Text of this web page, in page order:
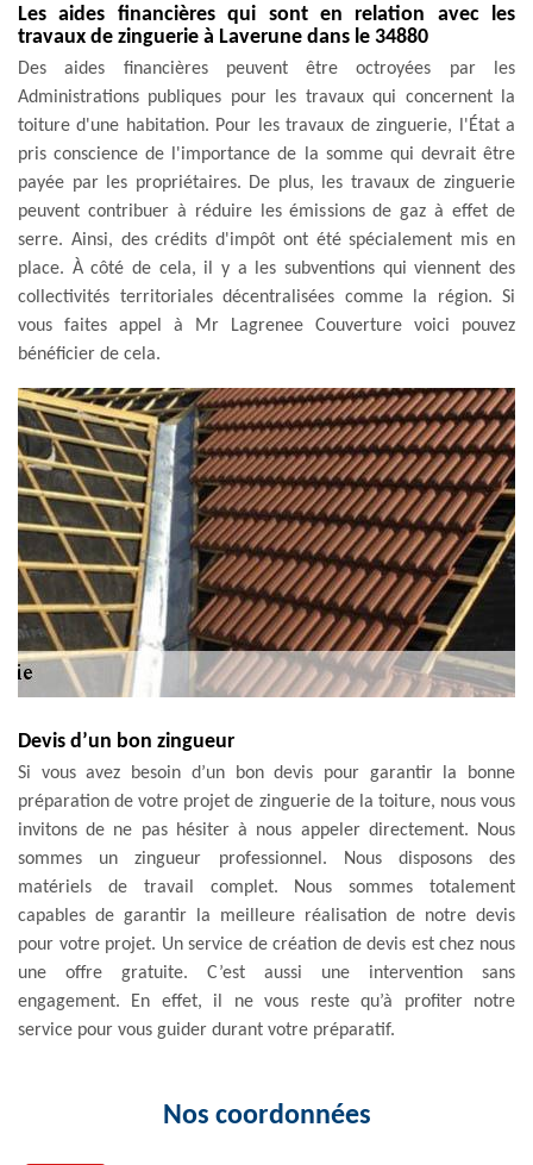
Les aides financières qui sont en relation avec les
travaux de zinguerie à Laverune dans le 34880
Des aides financières peuvent être octroyées par les
Administrations publiques pour les travaux qui concernent la
toiture d'une habitation. Pour les travaux de zinguerie, l'État a
pris conscience de l'importance de la somme qui devrait être
payée par les propriétaires. De plus, les travaux de zinguerie
peuvent contribuer à réduire les émissions de gaz à effet de
serre. Ainsi, des crédits d'impôt ont été spécialement mis en
place. À côté de cela, il y a les subventions qui viennent des
collectivités territoriales décentralisées comme la région. Si
vous faites appel à Mr Lagrenee Couverture voici pouvez
bénéficier de cela.
Devis d’un bon zingueur
Si vous avez besoin d’un bon devis pour garantir la bonne
préparation de votre projet de zinguerie de la toiture, nous vous
invitons de ne pas hésiter à nous appeler directement. Nous
sommes un zingueur professionnel. Nous disposons des
matériels de travail complet. Nous sommes totalement
capables de garantir la meilleure réalisation de notre devis
pour votre projet. Un service de création de devis est chez nous
une offre gratuite. C’est aussi une intervention sans
engagement. En effet, il ne vous reste qu’à profiter notre
service pour vous guider durant votre préparatif.
Nos coordonnées